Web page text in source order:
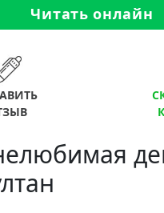
Читать онлайн